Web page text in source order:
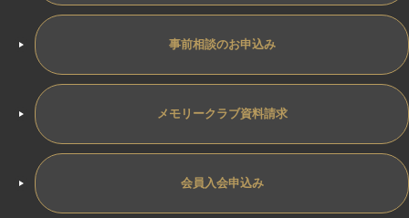
事前相談のお申込み
メモリークラブ資料請求
会員入会申込み